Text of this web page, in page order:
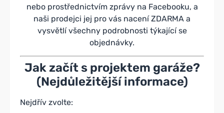
nebo prostřednictvím zprávy na Facebooku, a
naši prodejci jej pro vás nacení ZDARMA a
vysvětlí všechny podrobnosti týkající se
objednávky.
Jak začít s projektem garáže?
(Nejdůležitější informace)
Nejdřív zvolte: